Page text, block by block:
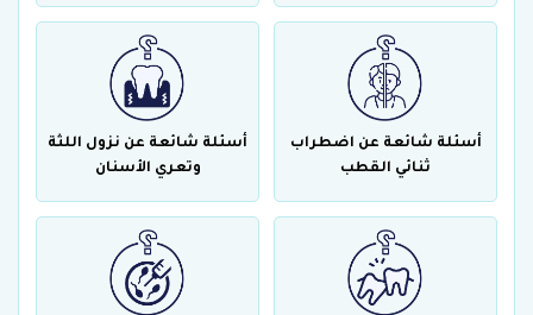
أسئلة شائعة عن اضطراب
ثنائي القطب
أسئلة شائعة عن نزول اللثة
وتعري الأسنان